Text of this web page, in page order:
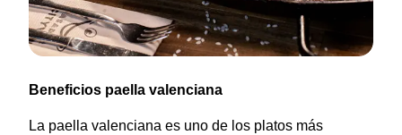
Beneficios paella valenciana
La paella valenciana es uno de los platos más